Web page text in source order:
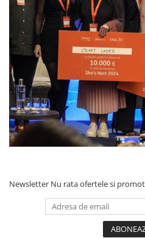
Newsletter Nu rata ofertele si